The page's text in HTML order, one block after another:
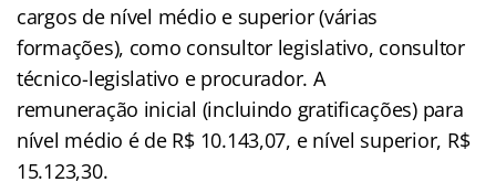
cargos de nível médio e superior (várias
formações), como consultor legislativo, consultor
técnico-legislativo e procurador. A
remuneração inicial (incluindo gratificações) para
nível médio é de R$ 10.143,07, e nível superior, R$
15.123,30.